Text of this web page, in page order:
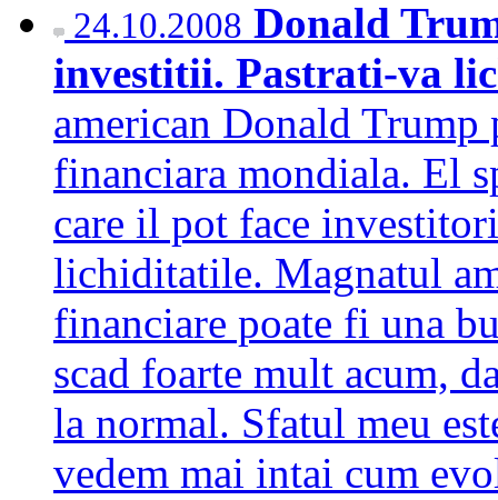
24.10.2008 Donald
investitii. Pastrati-va
american Donald Trump
financiara mondiala. El
care il pot face
lichiditatile. Magnatul
financiare poate fi una
scad foarte mult acum,
la normal. Sfatul meu
vedem mai intai cum